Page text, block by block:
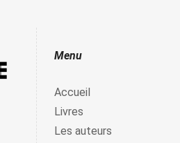
Menu
Accueil
Livres
Les auteurs